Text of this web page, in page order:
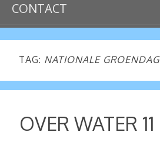
CONTACT
TAG: NATIONALE GROENDAG
OVER WATER 11